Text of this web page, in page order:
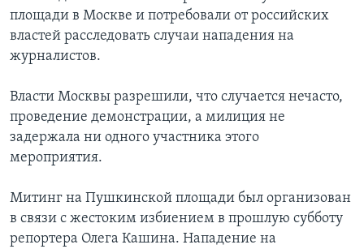
площади в Москве и потребовали от российских
властей расследовать случаи нападения на
журналистов.
Власти Москвы разрешили, что случается нечасто,
проведение демонстрации, а милиция не
задержала ни одного участника этого
мероприятия.
Митинг на Пушкинской площади был организован
в связи с жестоким избиением в прошлую субботу
репортера Олега Кашина. Нападение на